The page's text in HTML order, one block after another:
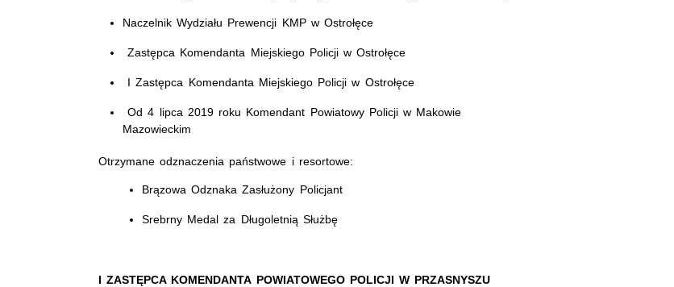
Naczelnik Wydziału Prewencji KMP w Ostrołęce
Zastępca Komendanta Miejskiego Policji w Ostrołęce
I Zastępca Komendanta Miejskiego Policji w Ostrołęce
Od 4 lipca 2019 roku Komendant Powiatowy Policji w Makowie
Mazowieckim
Otrzymane odznaczenia państwowe i resortowe:
Brązowa Odznaka Zasłużony Policjant
Srebrny Medal za Długoletnią Służbę
I ZASTĘPCA KOMENDANTA POWIATOWEGO POLICJI W PRZASNYSZU